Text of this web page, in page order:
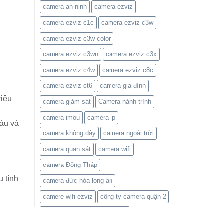
và
tính
camera an ninh camera ezviz
camera ezviz c1c camera ezviz c3w
camera ezviz c3w color
camera ezviz c3wn camera ezviz c3x
camera ezviz c4w camera ezviz c8c
camera ezviz ct6 camera gia đình
camera giám sát Camera hành trình
camera imou camera ip
camera không dây camera ngoài trời
camera quan sát camera wifi
camera Đồng Tháp
camera đức hòa long an
camere wifi ezviz công ty camera quận 2